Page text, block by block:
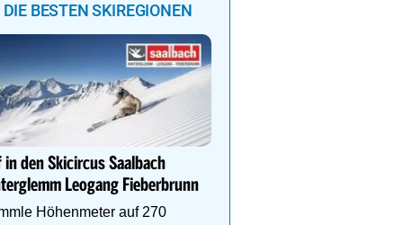
DIE BESTEN SKIREGIONEN
in den Skicircus Saalbach
Leogang Fieberbrunn
Höhenmeter auf 270